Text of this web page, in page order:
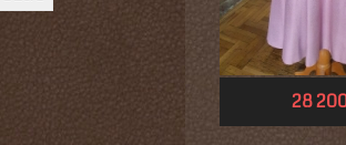
28